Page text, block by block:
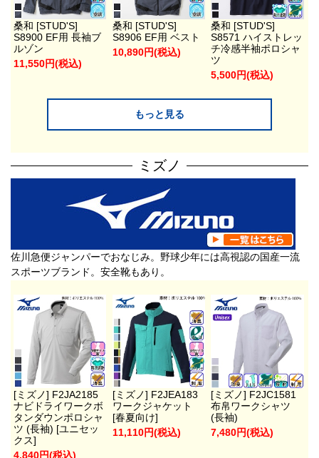
桑和 [STUD'S]
S8900 EF用 長袖ブ
ルゾン
11,550円(税込)
桑和 [STUD'S]
S8906 EF用 ベスト
10,890円(税込)
桑和 [STUD'S]
S8571 ハイストレッ
チ冷感半袖ポロシャ
ツ
5,500円(税込)
もっと見る
ミズノ
佐川急便ジャンパーでおなじみ。野球少年には高視認の国産一流
スポーツブランド。安全靴もあり。
[ミズノ] F2JA2185
ナビドライワークボ
タンダウンポロシャ
ツ (長袖) [ユニセッ
クス]
4,840円(税込)
[ミズノ] F2JEA183
ワークジャケット
[春夏向け]
11,110円(税込)
[ミズノ] F2JC1581
布帛ワークシャツ
(長袖)
7,480円(税込)